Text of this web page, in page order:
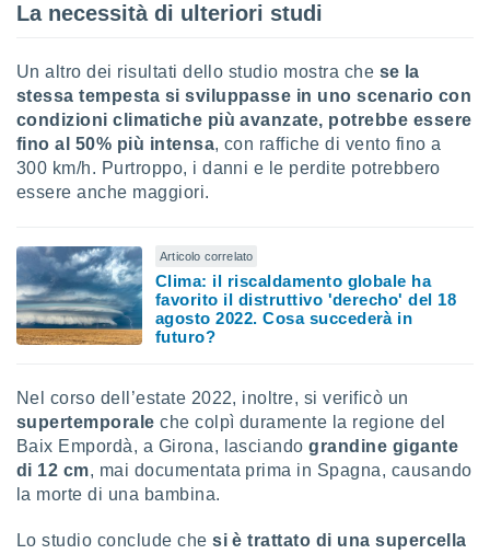
La necessità di ulteriori studi
Un altro dei risultati dello studio mostra che se la
stessa tempesta si sviluppasse in uno scenario con
condizioni climatiche più avanzate, potrebbe essere
fino al 50% più intensa, con raffiche di vento fino a
300 km/h. Purtroppo, i danni e le perdite potrebbero
essere anche maggiori.
Articolo correlato
Clima: il riscaldamento globale ha
favorito il distruttivo 'derecho' del 18
agosto 2022. Cosa succederà in
futuro?
Nel corso dell’estate 2022, inoltre, si verificò un
supertemporaleche colpì duramente la regione del
Baix Empordà, a Girona, lasciandograndine gigante
di 12 cm, mai documentata prima in Spagna, causando
la morte di una bambina.
Lo studio conclude chesi è trattato di una supercella